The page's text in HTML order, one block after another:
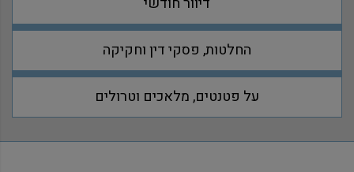
החלטות, פסקי דין וחקיקה
על פטנטים, מלאכים וטרולים